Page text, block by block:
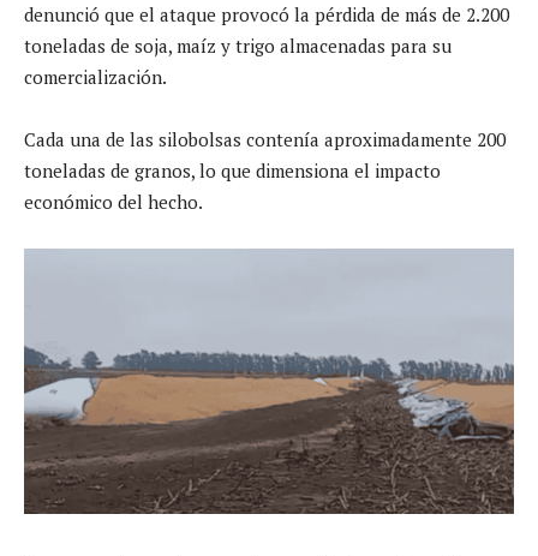
denunció que el ataque provocó la pérdida de más de 2.200
toneladas de soja, maíz y trigo almacenadas para su
comercialización.
Cada una de las silobolsas contenía aproximadamente 200
toneladas de granos, lo que dimensiona el impacto
económico del hecho.